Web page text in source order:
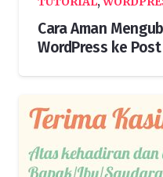
Cara Aman
WordPress ke